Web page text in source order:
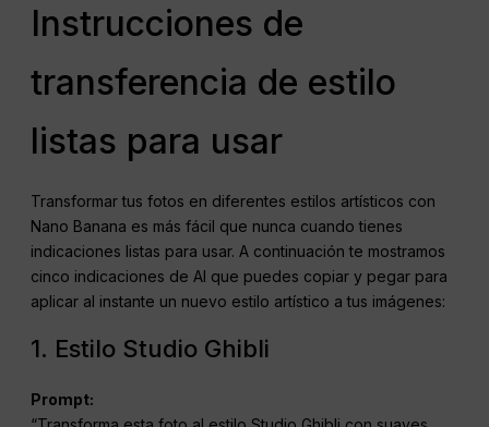
Instrucciones de
transferencia de estilo
listas para usar
Transformar tus fotos en diferentes estilos artísticos con
Nano Banana es más fácil que nunca cuando tienes
indicaciones listas para usar. A continuación te mostramos
cinco indicaciones de AI que puedes copiar y pegar para
aplicar al instante un nuevo estilo artístico a tus imágenes:
1. Estilo Studio Ghibli
Prompt: